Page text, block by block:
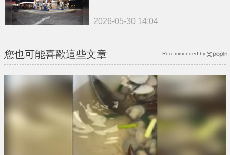
2026-05-30 14:04
您也可能喜歡這些文章 Recommended by